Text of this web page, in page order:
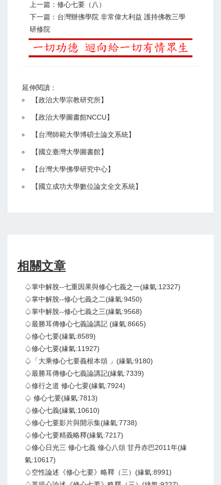
上一篇：修心七要（八）
下一篇：台灣辦佛學院 非常偉大利益 護持佛教三學
研修院
延伸閱讀：
【政治大學宗教研究所】
【政治大學圖書館NCCU】
【台灣師範大學博碩士論文系統】
【 國立臺灣大學圖書館】
【台灣大學佛學研究中心】
【 國立成功大學數位論文全文系統】
相關文章
♤掌中解脫--七重因果與修心七義之一(緣氣:12327)
♤掌中解脫--修心七義之二(緣氣:9450)
♤掌中解脫--修心七義之三(緣氣:9568)
♤最勝耳傳修心七義論講記 (緣氣:8665)
♤修心七要(緣氣:8589)
♤修心七要(緣氣:11927)
♤「大乘修心七要義根本頌 」(緣氣:9180)
♤最勝耳傳修心七義論講記(緣氣:7339)
♤修行之道 修心七要(緣氣:7924)
♤ 修心七要(緣氣:7813)
♤修心七義(緣氣:10610)
♤修心七要影片與開示集(緣氣:7738)
♤修心七要精義略釋(緣氣:7217)
♤修心日光三 修心七義 修心八頌 甘丹赤巴2011年(緣
氣:10617)
♤空性論述《修心七要》略釋（三）(緣氣:8991)